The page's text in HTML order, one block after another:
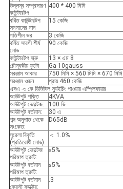
উল্লম্ব সম্প্রসারণ
কাউন্টারটপ
400 * 400 মিমি
বর্ধিত কাউন্টারটপ
সমমানের মান
15 কেজি
গতিশীল ভর
3 কেজি
বর্ধিত সারণী শীর্ষ
লোড
90 কেজি
কাউন্টারটপ স্ক্রু
13 × এম 8
চৌম্বকীয় ফুটো
Ga 10gauss
সরঞ্জাম আকার
750 মিমি × 560 মিমি × 670 মিমি
সরঞ্জাম ওজন
প্রায় 460 কেজি
এসএ -৩ কে ডিজিটাল স্যুইচিং পাওয়ার এম্প্লিফায়ার
আউটপুট শক্তি
4KVA
আউটপুট ভোল্টেজ:
100 ভি
আউটপুট বর্তমান:
30 এ
শব্দ অনুপাত থেকে
সংকেত:
D65dB
সুরেলা বিকৃতি
(প্রতিরোধী লোড):
＜ 1.0%
আউটপুট ভোল্টেজ
পরিমাপ ত্রুটি:
≤5%
আউটপুট বর্তমান
পরিমাপ ত্রুটি:
≤5%
আউটপুট বর্তমান
ক্রেস্ট ফ্যাক্টর:
.3